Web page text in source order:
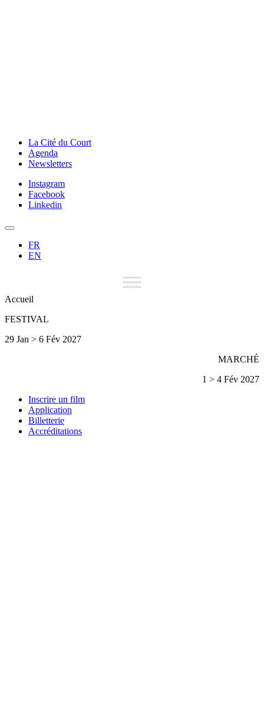
La Cité du Court
Agenda
Newsletters
Instagram
Facebook
Linkedin
FR
EN
Accueil
FESTIVAL
29 Jan > 6 Fév 2027
MARCHÉ
1 > 4 Fév 2027
Inscrire un film
Application
Billetterie
Accréditations